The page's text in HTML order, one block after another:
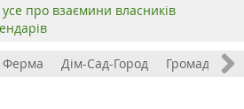
про взаємини власників
Ферма Дім-Сад-Город Громада